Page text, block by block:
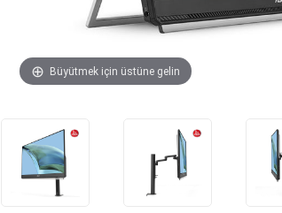
Büyütmek için üstüne gelin